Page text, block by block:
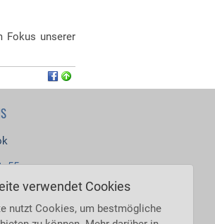
Fokus unserer
55
7.099
8.472
5.530.427
verwendet Cookies
nutzt Cookies, um bestmögliche